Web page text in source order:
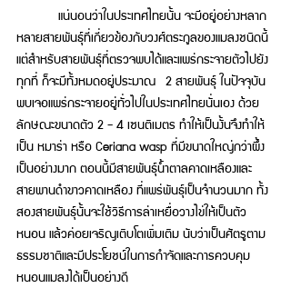
แน่นอนว่าในประเทศไทยนั้น จะมีอยู่อย่างหลาก
หลายสายพันธุ์ที่เกี่ยวข้องกับวงศ์ตระกูลของแมลงชนิดนี้
แต่สำหรับสายพันธุ์ที่ตรวจพบได้และแพร่กระจายตัวไปยัง
ทุกที่ ก็จะมีทั้งหมดอยู่ประมาณ  2 สายพันธุ์ ในปัจจุบัน
พบเจอแพร่กระจายอยู่ทั่วไปในประเทศไทยนั่นเอง ด้วย
ลักษณะขนาดตัว 2 - 4 เซนติเมตร ทำให้เป็นงั้นจึงทำให้
เป็น หมาร่า หรือ Ceriana wasp ที่มีขนาดใหญ่กว่าผึ้ง
เป็นอย่างมาก ตอนนี้มีสายพันธุ์น้ำตาลคาดเหลืองและ
สายพานดำขาวคาดเหลือง ที่แพร่พันธุ์เป็นจำนวนมาก ทั้ง
สองสายพันธุ์นั้นจะใช้วิธีการล่าเหยื่อวางไข่ให้เป็นตัว
หนอน แล้วค่อยเจริญเติบโตเพิ่มเติม นับว่าเป็นศัตรูตาม
ธรรมชาติและมีประโยชน์ในการกำจัดและการควบคุม
หนอนแมลงได้เป็นอย่างดี